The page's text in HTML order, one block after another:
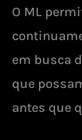
O ML
em busca
que
antes que